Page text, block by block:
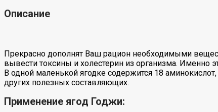
Описание
Прекрасно дополнят Ваш рацион необходимыми
вывести токсины и холестерин из организма.
В одной маленькой ягодке содержится 18
других полезных составляющих.
Применение ягод Годжи: